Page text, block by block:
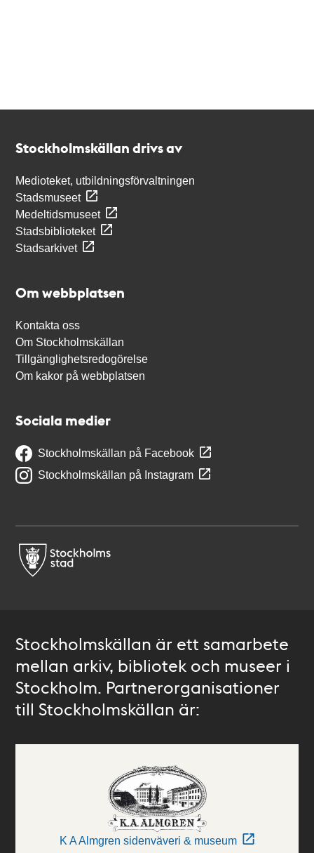
Stockholmskällan drivs av
Medioteket, utbildningsförvaltningen
Stadsmuseet
Medeltidsmuseet
Stadsbiblioteket
Stadsarkivet
Om webbplatsen
Kontakta oss
Om Stockholmskällan
Tillgänglighetsredogörelse
Om kakor på webbplatsen
Sociala medier
Stockholmskällan på Facebook
Stockholmskällan på Instagram
Stockholmskällan är ett samarbete
mellan arkiv, bibliotek och museer i
Stockholm. Partnerorganisationer
till Stockholmskällan är:
K A Almgren sidenväveri & museum